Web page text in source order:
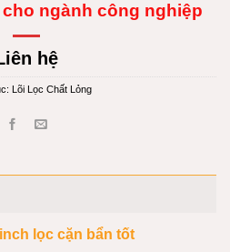
ngành công nghiệp
hệ
Lõi Lọc Chất Lỏng
lọc cặn bẩn tốt